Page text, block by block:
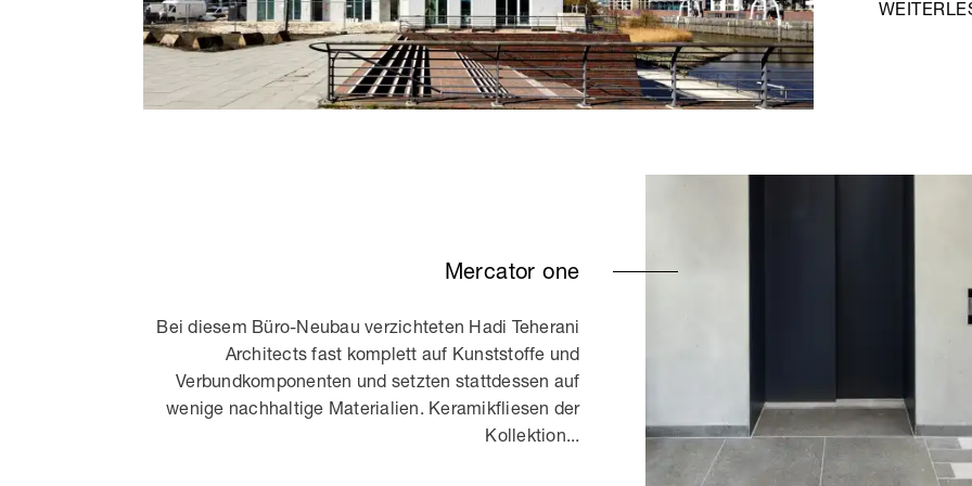
Mercator one
Bei diesem Büro-Neubau verzichteten Hadi Teherani
Architects fast komplett auf Kunststoffe und
Verbundkomponenten und setzten stattdessen auf
wenige nachhaltige Materialien. Keramikfliesen der
Kollektion...